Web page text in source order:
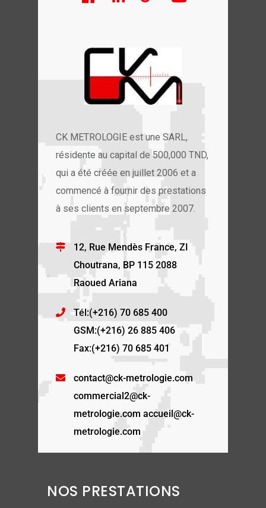
CK METROLOGIE est une SARL,
résidente au capital de 500,000 TND,
qui a été créée en juillet 2006 et a
commencé à fournir des prestations
à ses clients en septembre 2007.
12, Rue Mendès France, ZI
Choutrana, BP 115 2088
Raoued Ariana
Tél:(+216) 70 685 400
GSM:(+216) 26 885 406
Fax:(+216) 70 685 401
contact@ck-metrologie.com
commercial2@ck-
metrologie.com accueil@ck-
metrologie.com
NOS PRESTATIONS